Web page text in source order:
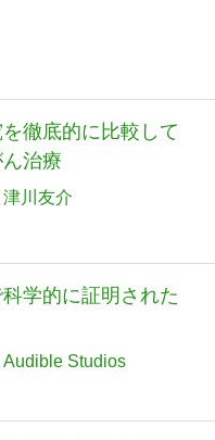
徹底的に比較して
治療
津川友介
学的に証明された
Audible Studios